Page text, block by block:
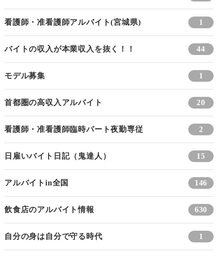
看護師・准看護師アルバイト(宮城県) 1
バイトの収入が本業収入を抜く！！ 44
モデル募集 1
首都圏の高収入アルバイト 20
看護師・准看護師臨時パート夜勤専従 2
日雇いバイト日記（鬼達人） 15
アルバイトin全国 146
飲食店のアルバイト情報 630
自分の身は自分で守る時代 1